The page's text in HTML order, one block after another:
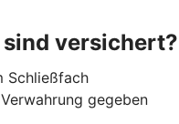
versichert?
Schließfach
gegeben